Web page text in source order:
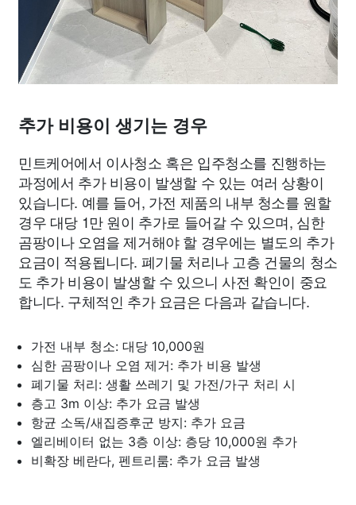
추가 비용이 생기는 경우
민트케어에서 이사청소 혹은 입주청소를 진행하는
과정에서 추가 비용이 발생할 수 있는 여러 상황이
있습니다. 예를 들어, 가전 제품의 내부 청소를 원할
경우 대당 1만 원이 추가로 들어갈 수 있으며, 심한
곰팡이나 오염을 제거해야 할 경우에는 별도의 추가
요금이 적용됩니다. 폐기물 처리나 고층 건물의 청소
도 추가 비용이 발생할 수 있으니 사전 확인이 중요
합니다. 구체적인 추가 요금은 다음과 같습니다.
가전 내부 청소: 대당 10,000원
심한 곰팡이나 오염 제거: 추가 비용 발생
폐기물 처리: 생활 쓰레기 및 가전/가구 처리 시
층고 3m 이상: 추가 요금 발생
항균 소독/새집증후군 방지: 추가 요금
엘리베이터 없는 3층 이상: 층당 10,000원 추가
비확장 베란다, 펜트리룸: 추가 요금 발생